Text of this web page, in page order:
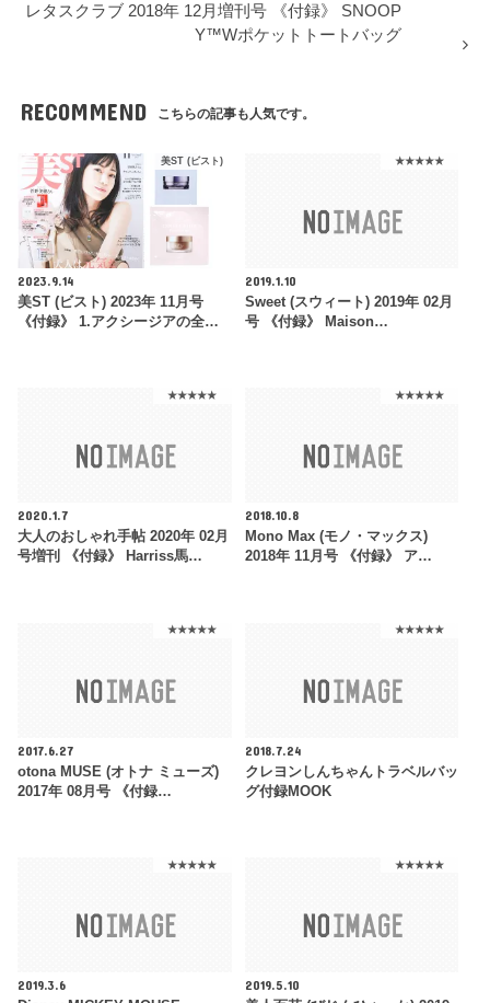
レタスクラブ 2018年 12月増刊号 《付録》 SNOOP
Y™Wポケットトートバッグ
RECOMMEND こちらの記事も人気です。
美ST (ビスト)
2023.9.14
美ST (ビスト) 2023年 11月号
《付録》 1.アクシージアの全…
★★★★★
2019.1.10
Sweet (スウィート) 2019年 02月
号 《付録》 Maison…
★★★★★
2020.1.7
大人のおしゃれ手帖 2020年 02月
号増刊 《付録》 Harriss馬…
★★★★★
2018.10.8
Mono Max (モノ・マックス)
2018年 11月号 《付録》 ア…
★★★★★
2017.6.27
otona MUSE (オトナ ミューズ)
2017年 08月号 《付録…
★★★★★
2018.7.24
クレヨンしんちゃんトラベルバッ
グ付録MOOK
★★★★★
2019.3.6
★★★★★
2019.5.10